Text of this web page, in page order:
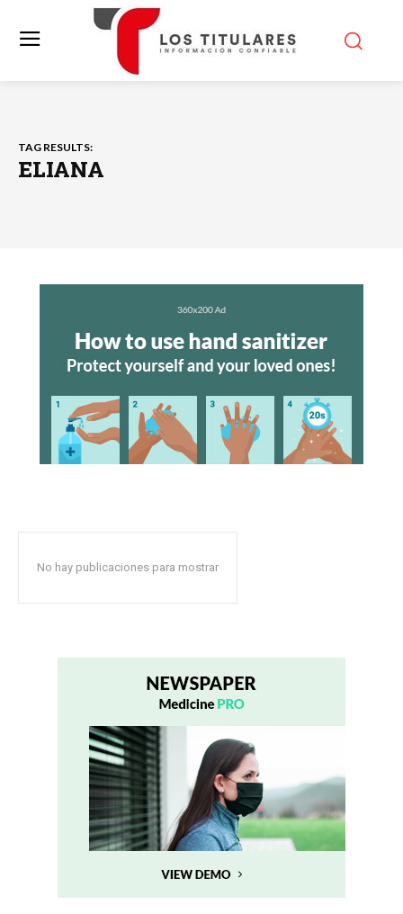
TAG RESULTS:
ELIANA
No hay publicaciones para mostrar